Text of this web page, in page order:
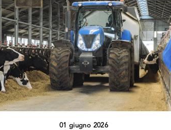
01 giugno 2026